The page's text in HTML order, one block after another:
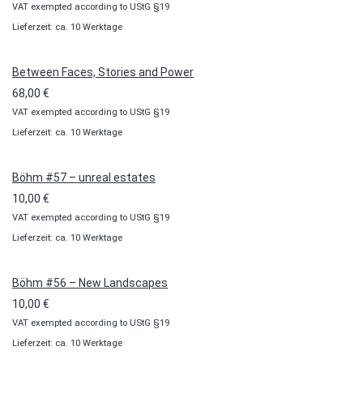
10,00 €
bis
VAT exempted according to UStG §19
Lieferzeit: ca. 10 Werktage
Between Faces, Stories and Power
68,00 €
VAT exempted according to UStG §19
Lieferzeit: ca. 10 Werktage
Böhm #57 – unreal estates
10,00 €
VAT exempted according to UStG §19
Lieferzeit: ca. 10 Werktage
Böhm #56 – New Landscapes
10,00 €
VAT exempted according to UStG §19
Lieferzeit: ca. 10 Werktage